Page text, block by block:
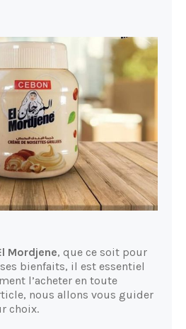
Mordjene, que ce soit pour
bienfaits, il est essentiel
l’acheter en toute
nous allons vous guider
choix.